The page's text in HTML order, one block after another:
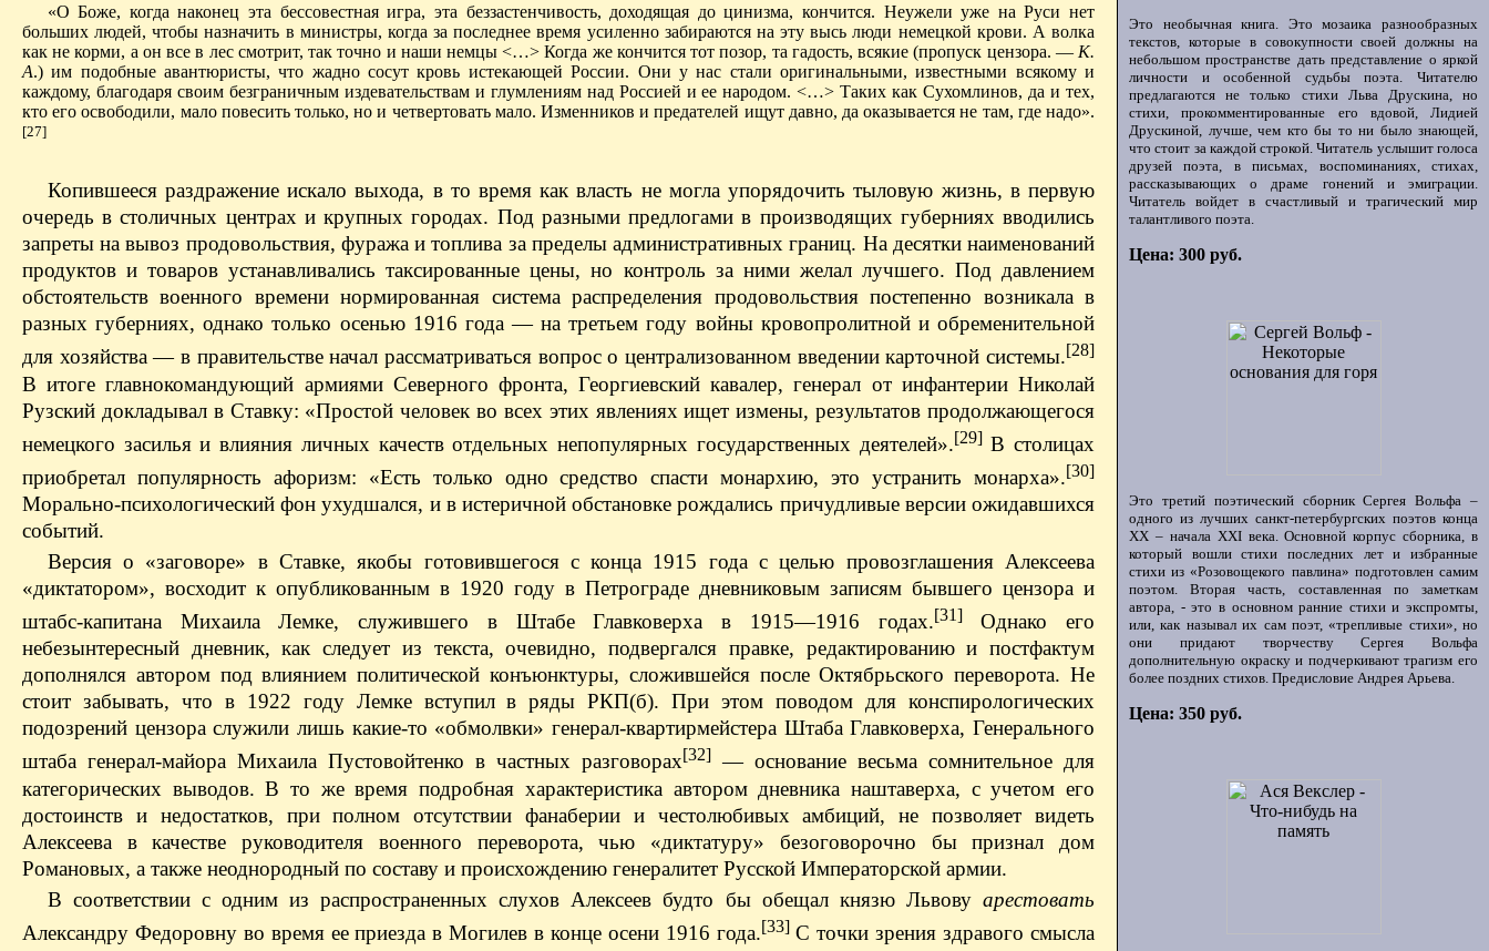
«О Боже, когда наконец эта бессовестная игра, эта беззастенчивость, доходящая до цинизма, кончится. Неужели уже на Руси нет
больших людей, чтобы назначить в министры, когда за последнее время усиленно забираются на эту высь люди немецкой крови. А волка
как не корми, а он все в лес смотрит, так точно и наши немцы <…> Когда же кончится тот позор, та гадость, всякие (пропуск цензора. — К.
А.) им подобные авантюристы, что жадно сосут кровь истекающей России. Они у нас стали оригинальными, известными всякому и
каждому, благодаря своим безграничным издевательствам и глумлениям над Россией и ее народом. <…> Таких как Сухомлинов, да и тех,
кто его освободили, мало повесить только, но и четвертовать мало. Изменников и предателей ищут давно, да оказывается не там, где надо».
[27]
Копившееся раздражение искало выхода, в то время как власть не могла упорядочить тыловую жизнь, в первую
очередь в столичных центрах и крупных городах. Под разными предлогами в производящих губерниях вводились
запреты на вывоз продовольствия, фуража и топлива за пределы административных границ. На десятки наименований
продуктов и товаров устанавливались таксированные цены, но контроль за ними желал лучшего. Под давлением
обстоятельств военного времени нормированная система распределения продовольствия постепенно возникала в
разных губерниях, однако только осенью 1916 года — на третьем году войны кровопролитной и обременительной
для хозяйства — в правительстве начал рассматриваться вопрос о централизованном введении карточной системы.[28]
В итоге главнокомандующий армиями Северного фронта, Георгиевский кавалер, генерал от инфантерии Николай
Рузский докладывал в Ставку: «Простой человек во всех этих явлениях ищет измены, результатов продолжающегося
немецкого засилья и влияния личных качеств отдельных непопулярных государственных деятелей».[29]В столицах
приобретал популярность афоризм: «Есть только одно средство спасти монархию, это устранить монарха».[30]
Морально-психологический фон ухудшался, и в истеричной обстановке рождались причудливые версии ожидавшихся
событий.
Версия о «заговоре» в Ставке, якобы готовившегося с конца 1915 года с целью провозглашения Алексеева
«диктатором», восходит к опубликованным в 1920 году в Петрограде дневниковым записям бывшего цензора и
штабс-капитана Михаила Лемке, служившего в Штабе Главковерха в 1915—1916 годах.[31]Однако его
небезынтересный дневник, как следует из текста, очевидно, подвергался правке, редактированию и постфактум
дополнялся автором под влиянием политической конъюнктуры, сложившейся после Октябрьского переворота. Не
стоит забывать, что в 1922 году Лемке вступил в ряды РКП(б). При этом поводом для конспирологических
подозрений цензора служили лишь какие-то «обмолвки» генерал-квартирмейстера Штаба Главковерха, Генерального
штаба генерал-майора Михаила Пустовойтенко в частных разговорах[32] — основание весьма сомнительное для
категорических выводов. В то же время подробная характеристика автором дневника наштаверха, с учетом его
достоинств и недостатков, при полном отсутствии фанаберии и честолюбивых амбиций, не позволяет видеть
Алексеева в качестве руководителя военного переворота, чью «диктатуру» безоговорочно бы признал дом
Романовых, а также неоднородный по составу и происхождению генералитет Русской Императорской армии.
В соответствии с одним из распространенных слухов Алексеев будто бы обещал князю Львову арестовать
Александру Федоровну во время ее приезда в Могилев в конце осени 1916 года.[33]С точки зрения здравого смысла
Это необычная книга. Это мозаика разнообразных
текстов, которые в совокупности своей должны на
небольшом пространстве дать представление о яркой
личности и особенной судьбы поэта. Читателю
предлагаются не только стихи Льва Друскина, но
стихи, прокомментированные его вдовой, Лидией
Друскиной, лучше, чем кто бы то ни было знающей,
что стоит за каждой строкой. Читатель услышит голоса
друзей поэта, в письмах, воспоминаниях, стихах,
рассказывающих о драме гонений и эмиграции.
Читатель войдет в счастливый и трагический мир
талантливого поэта.
Цена: 300 руб.
Это третий поэтический сборник Сергея Вольфа –
одного из лучших санкт-петербургских поэтов конца
ХХ – начала XXI века. Основной корпус сборника, в
который вошли стихи последних лет и избранные
стихи из «Розовощекого павлина» подготовлен самим
поэтом. Вторая часть, составленная по заметкам
автора, - это в основном ранние стихи и экспромты,
или, как называл их сам поэт, «трепливые стихи», но
они придают творчеству Сергея Вольфа
дополнительную окраску и подчеркивают трагизм его
более поздних стихов. Предисловие Андрея Арьева.
Цена: 350 руб.